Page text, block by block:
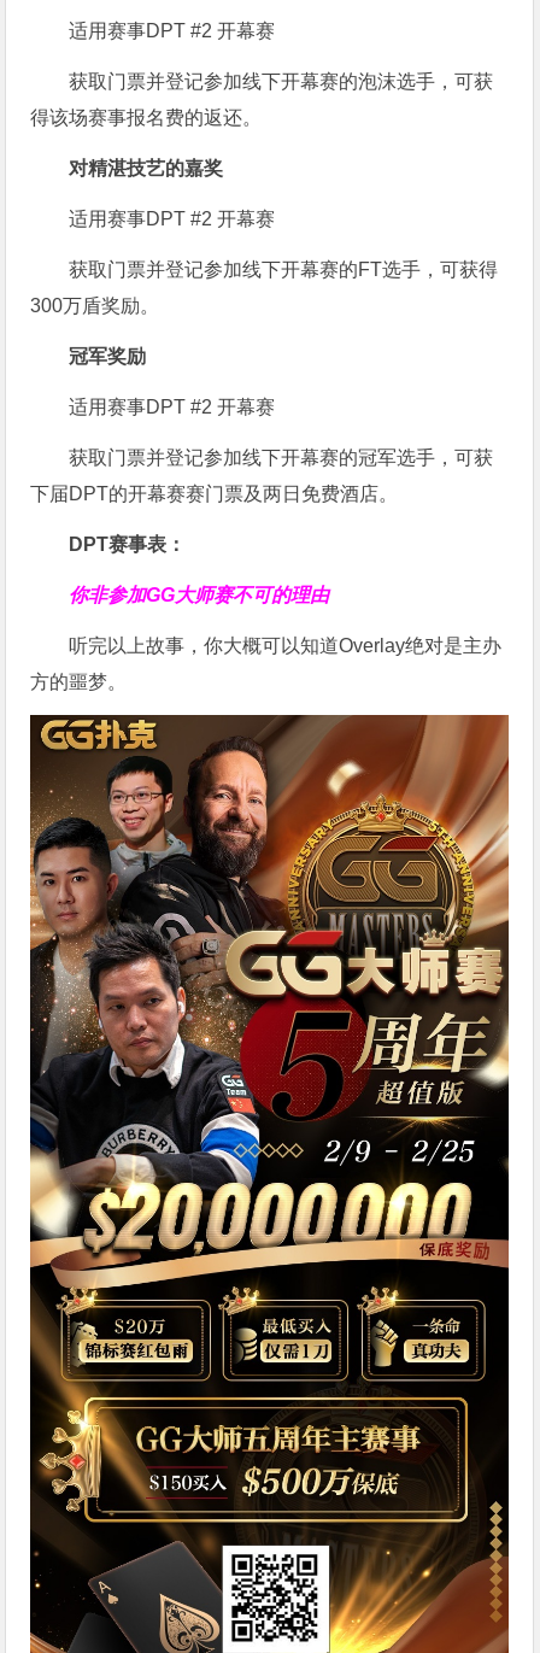
适用赛事DPT #2 开幕赛
获取门票并登记参加线下开幕赛的泡沫选手，可获
得该场赛事报名费的返还。
对精湛技艺的嘉奖
适用赛事DPT #2 开幕赛
获取门票并登记参加线下开幕赛的FT选手，可获得
300万盾奖励。
冠军奖励
适用赛事DPT #2 开幕赛
获取门票并登记参加线下开幕赛的冠军选手，可获
下届DPT的开幕赛赛门票及两日免费酒店。
DPT赛事表：
你非参加GG大师赛不可的理由
听完以上故事，你大概可以知道Overlay绝对是主办
方的噩梦。